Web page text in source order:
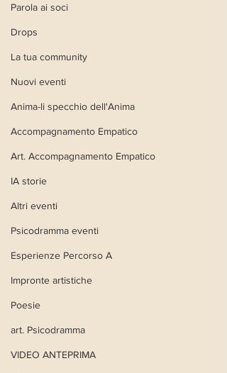
Parola ai soci
Drops
La tua community
Nuovi eventi
Anima-li specchio dell'Anima
Accompagnamento Empatico
Art. Accompagnamento Empatico
IA storie
Altri eventi
Psicodramma eventi
Esperienze Percorso A
Impronte artistiche
Poesie
art. Psicodramma
VIDEO ANTEPRIMA